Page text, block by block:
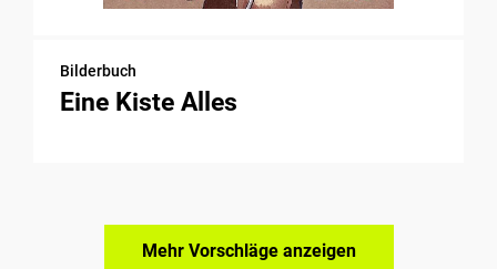
Bilderbuch
Eine Kiste Alles
Mehr Vorschläge anzeigen